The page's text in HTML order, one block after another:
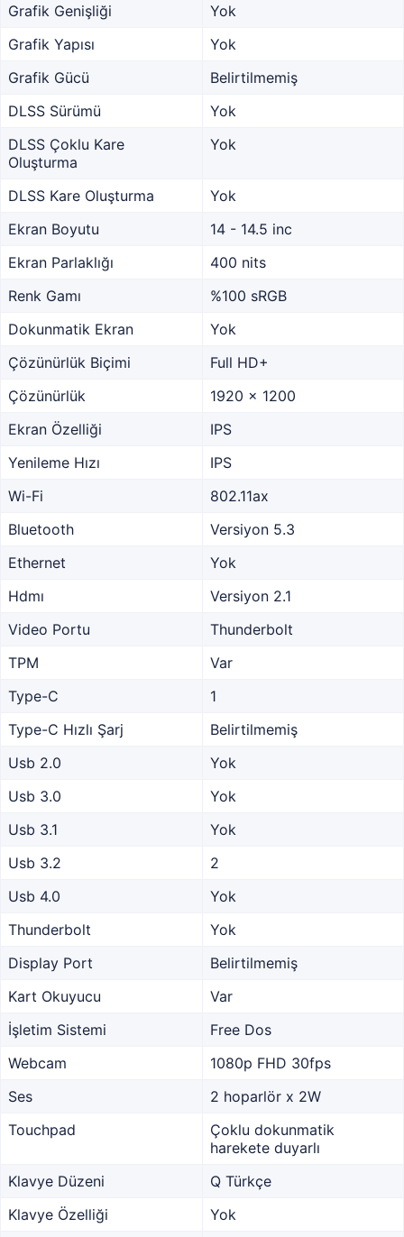
Grafik Genişliği
Yok
Grafik Yapısı
Yok
Grafik Gücü
Belirtilmemiş
DLSS Sürümü
Yok
DLSS Çoklu Kare
Oluşturma
Yok
DLSS Kare Oluşturma
Yok
Ekran Boyutu
14 - 14.5 inc
Ekran Parlaklığı
400 nits
Renk Gamı
%100 sRGB
Dokunmatik Ekran
Yok
Çözünürlük Biçimi
Full HD+
Çözünürlük
1920 x 1200
Ekran Özelliği
IPS
Yenileme Hızı
IPS
Wi-Fi
802.11ax
Bluetooth
Versiyon 5.3
Ethernet
Yok
Hdmı
Versiyon 2.1
Video Portu
Thunderbolt
TPM
Var
Type-C
1
Type-C Hızlı Şarj
Belirtilmemiş
Usb 2.0
Yok
Usb 3.0
Yok
Usb 3.1
Yok
Usb 3.2
2
Usb 4.0
Yok
Thunderbolt
Yok
Display Port
Belirtilmemiş
Kart Okuyucu
Var
İşletim Sistemi
Free Dos
Webcam
1080p FHD 30fps
Ses
2 hoparlör x 2W
Touchpad
Çoklu dokunmatik
harekete duyarlı
Klavye Düzeni
Q Türkçe
Klavye Özelliği
Yok